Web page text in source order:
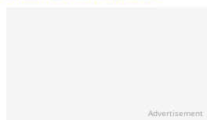
Advertisement